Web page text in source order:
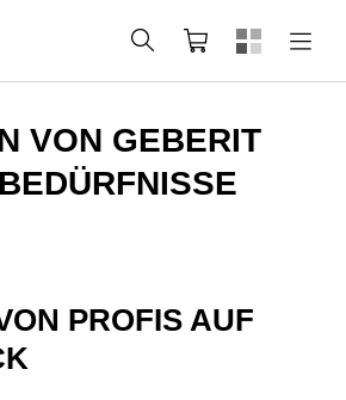
Suche Warenkorb
VON GEBERIT
PROFIS AUF